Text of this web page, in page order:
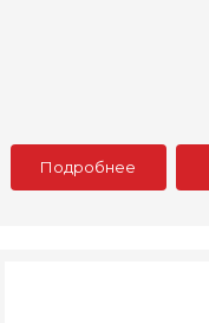
Подробнее